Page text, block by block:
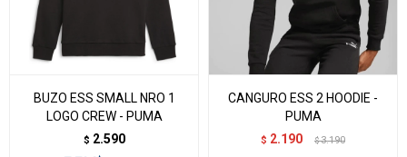
BUZO ESS SMALL NRO 1
LOGO CREW - PUMA
$ 2.590
CANGURO ESS 2 HOODIE -
PUMA
$ 2.190 $ 3.190